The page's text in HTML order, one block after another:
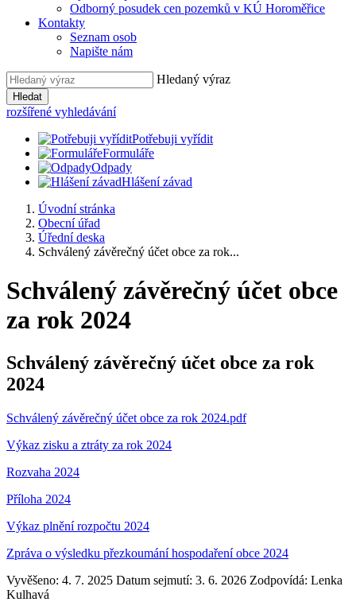
Odborný posudek cen pozemků v KÚ Horoměřice
Kontakty
Seznam osob
Napište nám
Hledaný výraz
Hledat
rozšířené vyhledávání
Potřebuji vyřídit
Formuláře
Odpady
Hlášení závad
Úvodní stránka
Obecní úřad
Úřední deska
Schválený závěrečný účet obce za rok...
Schválený závěrečný účet obce
za rok 2024
Schválený závěrečný účet obce za rok
2024
Schválený závěrečný účet obce za rok 2024.pdf
Výkaz zisku a ztráty za rok 2024
Rozvaha 2024
Příloha 2024
Výkaz plnění rozpočtu 2024
Zpráva o výsledku přezkoumání hospodaření obce 2024
Vyvěšeno: 4. 7. 2025 Datum sejmutí: 3. 6. 2026 Zodpovídá: Lenka
Kulhavá